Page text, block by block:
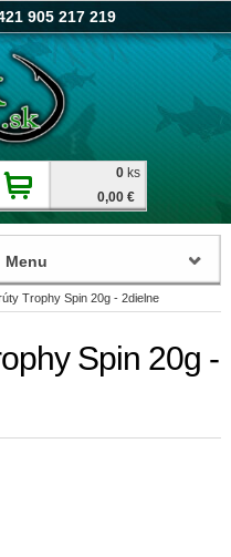
905 217 219
0 ks
0,00 €
Trophy Spin 20g - 2dielne
Spin 20g -
Menu